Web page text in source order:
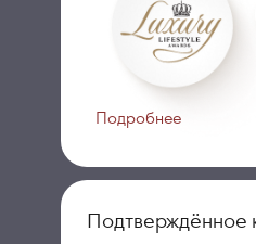
Подробнее
Подтверждённое